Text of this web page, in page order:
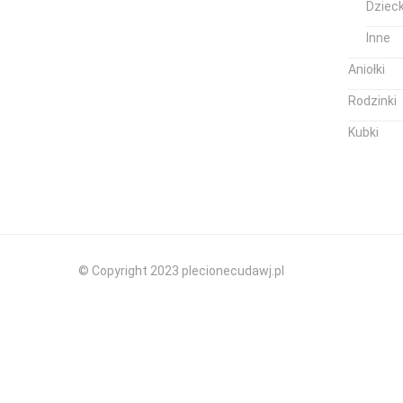
Inne
Aniołki
Rodzinki
Kubki
© Copyright 2023 plecionecudawj.pl